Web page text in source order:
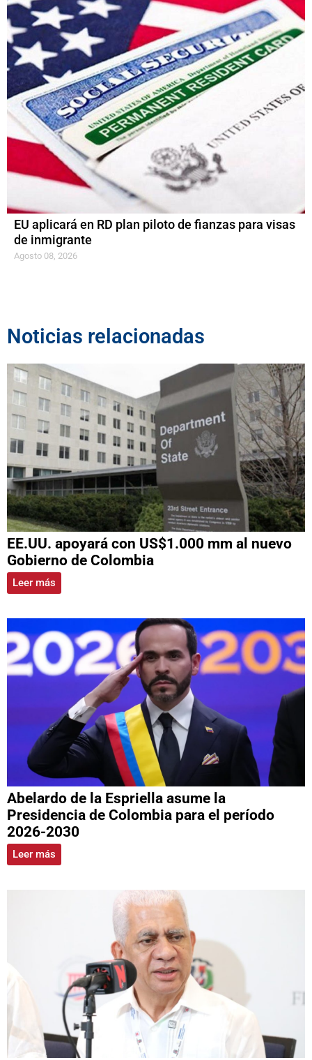
EU aplicará en RD plan piloto de fianzas para visas
de inmigrante
Agosto 08, 2026
Noticias relacionadas
EE.UU. apoyará con US$1.000 mm al nuevo
Gobierno de Colombia
Leer más
Abelardo de la Espriella asume la
Presidencia de Colombia para el período
2026-2030
Leer más